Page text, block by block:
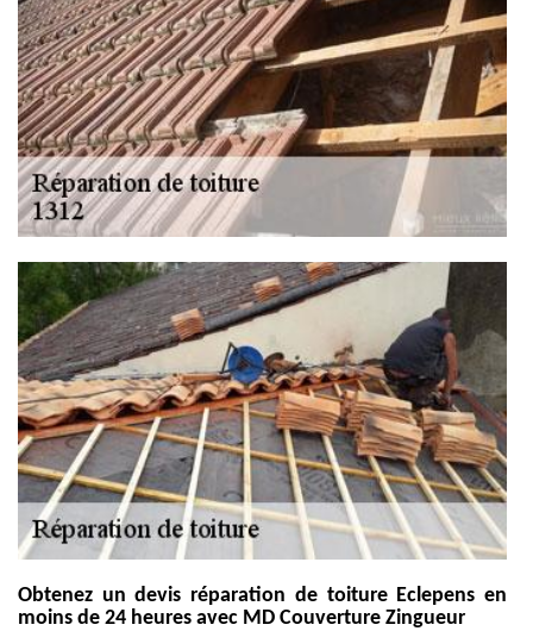
Obtenez un devis réparation de toiture Eclepens en
moins de 24 heures avec MD Couverture Zingueur